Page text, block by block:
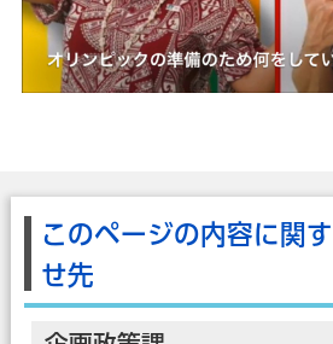
このページの内容に関
せ先